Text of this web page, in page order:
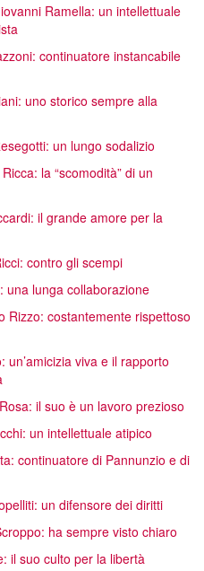
Ramella: un intellettuale
continuatore instancabile
uno storico sempre alla
un lungo sodalizio
la “scomodità” di un
il grande amore per la
contro gli scempi
una lunga collaborazione
Rizzo: costantemente rispettoso
viva e il rapporto
il suo è un lavoro prezioso
un intellettuale atipico
continuatore di Pannunzio e di
un difensore dei diritti
ha sempre visto chiaro
il suo culto per la libertà